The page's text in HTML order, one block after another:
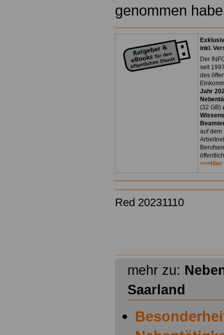
genommen
inkl.
Der
seit
des
Jahr
(32 GB)
auf dem
Red 20231110
mehr zu:
Saarland